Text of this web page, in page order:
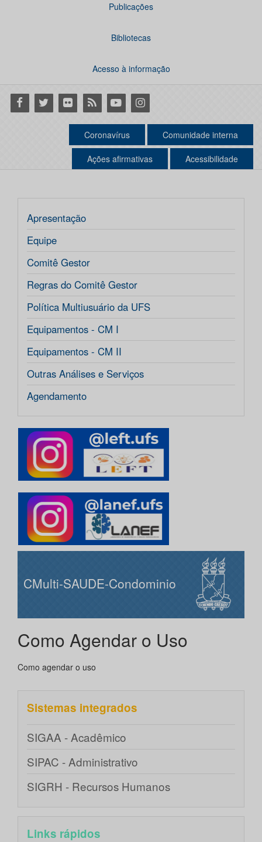
Publicações
Bibliotecas
Acesso à informação
Facebook
Twitter Flickr RSS YoutubeInstagram
Coronavírus Comunidade interna
Ações afirmativas Acessibilidade
Apresentação
Equipe
Comitê Gestor
Regras do Comitê Gestor
Política Multiusuário da UFS
Equipamentos - CM I
Equipamentos - CM II
Outras Análises e Serviços
Agendamento
CMulti-SAUDE-Condominio
Como Agendar o Uso
Como agendar o uso
Sistemas integrados
SIGAA - Acadêmico
SIPAC - Administrativo
SIGRH - Recursos Humanos
Links rápidos